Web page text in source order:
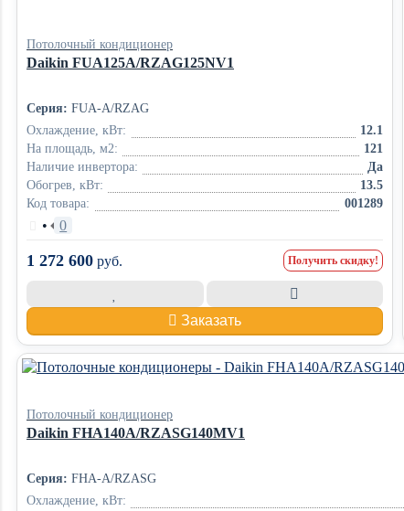
Потолочный кондиционер
Daikin FUA125A/RZAG125NV1
Серия: FUA-A/RZAG
Охлаждение, кВт:
12.1
На площадь, м2:
121
Наличие инвертора:
Да
Обогрев, кВт:
13.5
Код товара:
001289
• 0
1 272 600 руб. Получить скидку!
Заказать
Потолочный кондиционер
Daikin FHA140A/RZASG140MV1
Серия: FHA-A/RZASG
Охлаждение, кВт: